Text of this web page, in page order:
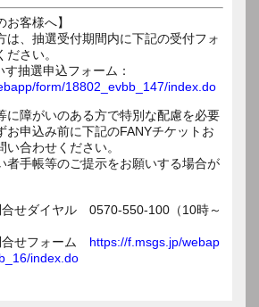
お客様へ】
は、抽選受付期間内に下記の受付フォ
さい。
抽選申込フォーム：
form/18802_evbb_147/index.do
に障がいのある方で特別な配慮を必要
お申込み前に下記のFANYチケットお
合わせください。
手帳等のご提示をお願いする場合が
合せダイヤル 0570-550-100（10時～
合せフォーム https://f.msgs.jp/webap
index.do